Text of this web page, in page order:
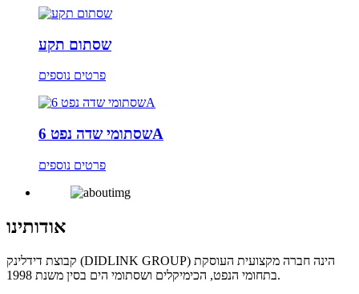
שסתום תקע
פרטים נוספים
שסתומי שדה נפט 6A
פרטים נוספים
אודותינו
קבוצת דידלינק (DIDLINK GROUP) הינה חברה מקצועית העוסקת
בתחומי הנפט, הכימיקלים ושסתומי הים בסין משנת 1998.